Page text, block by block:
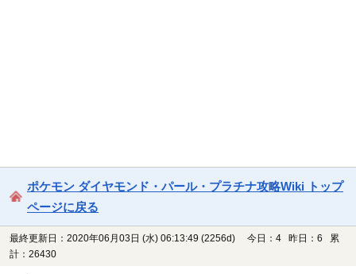
ポケモン ダイヤモンド・パール・プラチナ攻略Wiki トップ
ページに戻る
最終更新日：2020年06月03日 (水) 06:13:49 (2256d)
今日：4 昨日：6 累
計：26430